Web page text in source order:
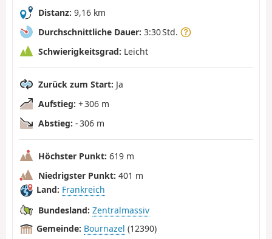
Distanz: 9,16 km
Durchschnittliche Dauer: 3:30 Std.
Schwierigkeitsgrad: Leicht
Zurück zum Start: Ja
Aufstieg: + 306 m
Abstieg: - 306 m
Höchster Punkt: 619 m
Niedrigster Punkt: 401 m
Land: Frankreich
Bundesland: Zentralmassiv
Gemeinde: Bournazel (12390)